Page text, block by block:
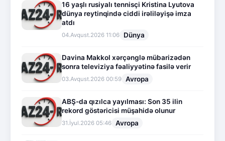
16 yaşlı rusiyalı tennisçi Kristina Lyutova
dünya reytinqində ciddi irəliləyişə imza
atdı
04.Avqust.2026 11:06 Dünya
Davina Makkol xərçənglə mübarizədən
sonra televiziya fəaliyyətinə fasilə verir
03.Avqust.2026 00:59 Avropa
ABŞ-da qızılca yayılması: Son 35 ilin
rekord göstəricisi müşahidə olunur
31.İyul.2026 05:46 Avropa